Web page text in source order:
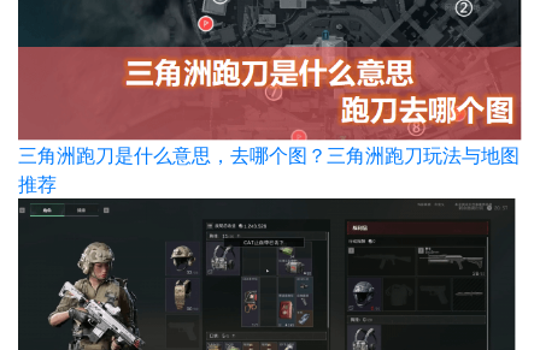
三角洲跑刀是什么意思，去哪个图？三角洲跑刀玩法与地图
推荐